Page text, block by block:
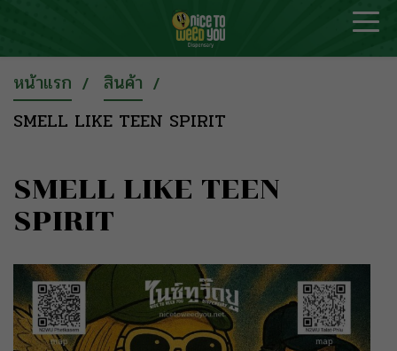
หน้าแรก
สินค้า
SMELL LIKE TEEN SPIRIT
SMELL LIKE TEEN
SPIRIT